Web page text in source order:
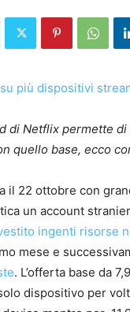
di Netflix permette
quello base, ecco
il 22 ottobre con
un account
ingenti risorse
mese e
. L’offerta base da
dispositivo per